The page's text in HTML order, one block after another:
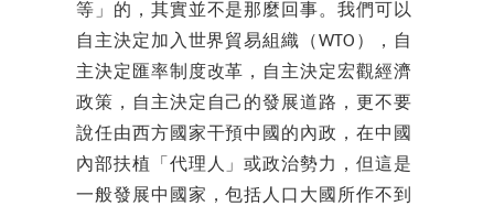
等」的，其實並不是那麼回事。我們可以
自主決定加入世界貿易組織（WTO），自
主決定匯率制度改革，自主決定宏觀經濟
政策，自主決定自己的發展道路，更不要
說任由西方國家干預中國的內政，在中國
內部扶植「代理人」或政治勢力，但這是
一般發展中國家，包括人口大國所作不到